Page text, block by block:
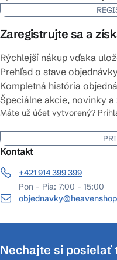
Zaregistrujte sa a
Rýchlejší nákup vďaka
Prehľad o stave
Kompletná história
Špeciálne akcie, novinky
Máte už účet vytvorený?
Kontakt
+421 914 399 399
Pon - Pia: 7:00 - 15:00
Nechajte si posielať